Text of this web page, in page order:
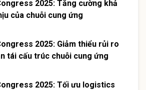
2025: Tăng cường khả
của chuỗi cung ứng
2025: Giảm thiểu rủi ro
tái cấu trúc chuỗi cung ứng
2025: Tối ưu logistics